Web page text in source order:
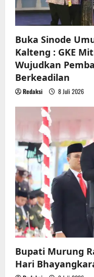
Buka Sinode
Kalteng : GKE
Wujudkan
Berkeadilan
Redaksi 8 Juli 2026
Bupati Murung
Hari